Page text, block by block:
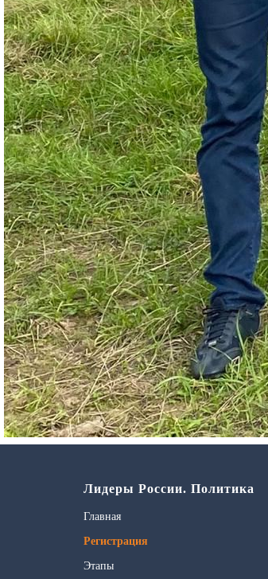
Лидеры России. Политика
Главная
Регистрация
Этапы